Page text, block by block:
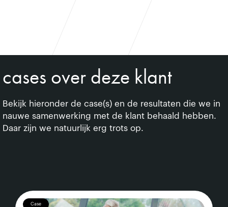
cases over deze klant
Bekijk hieronder de case(s) en de resultaten die we in
nauwe samenwerking met de klant behaald hebben.
Daar zijn we natuurlijk erg trots op.
Case